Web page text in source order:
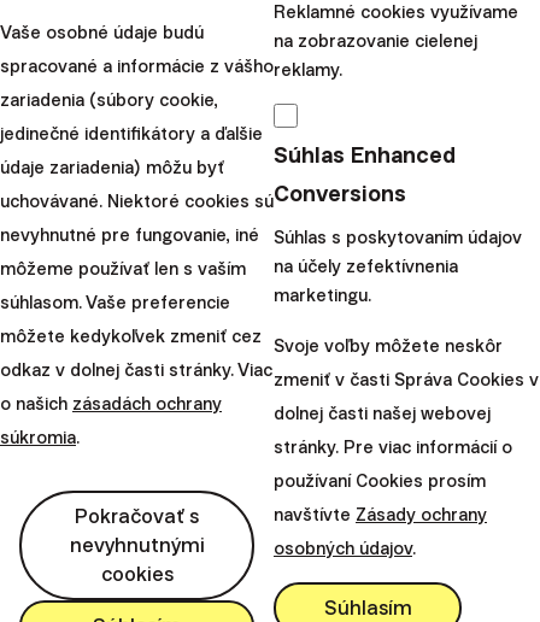
prvenstvo európskeho
meradla. Ako vôbec prvý
subjekt v Európe získal
povolenie na poskytovanie
celoeur...
Juraj Hrbatý|
Načítať ďaľšie
Vaše osobné údaje budú
spracované a informácie z vášho
zariadenia (súbory cookie,
jedinečné identifikátory a ďalšie
údaje zariadenia) môžu byť
uchovávané. Niektoré cookies sú
nevyhnutné pre fungovanie, iné
môžeme používať len s vaším
súhlasom. Vaše preferencie
môžete kedykoľvek zmeniť cez
odkaz v dolnej časti stránky. Viac
o našich zásadách ochrany
súkromia.
Pokračovať s
nevyhnutnými
cookies
Reklamné cookies využívame
na zobrazovanie cielenej
reklamy.
Súhlas Enhanced
Conversions
Súhlas s poskytovaním údajov
na účely zefektívnenia
marketingu.
Svoje voľby môžete neskôr
zmeniť v časti Správa Cookies v
dolnej časti našej webovej
stránky. Pre viac informácií o
používaní Cookies prosím
navštívte Zásady ochrany
osobných údajov.
Súhlasím
Finax, o.c.p., a.s.
Bajkalská 19B
Slovensko
perm_phone_msg +421 2 2100 9985
mail client@finax.eu